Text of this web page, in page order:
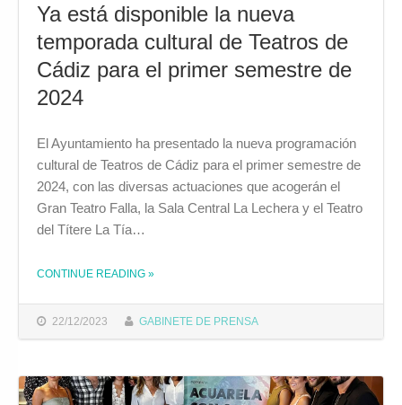
Ya está disponible la nueva
temporada cultural de Teatros de
Cádiz para el primer semestre de
2024
22/12/2023 GABINETE DE PRENSA
El Ayuntamiento ha presentado la nueva programación
cultural de Teatros de Cádiz para el primer semestre de
2024, con las diversas actuaciones que acogerán el
Gran Teatro Falla, la Sala Central La Lechera y el Teatro
del Títere La Tía…
CONTINUE READING THE "YA ESTÁ DISPONIBLE LA NUEVA TEMPORADA CULTURAL DE TEATROS DE CÁDIZ PARA EL PRIMER SEMESTRE DE 2024"
»